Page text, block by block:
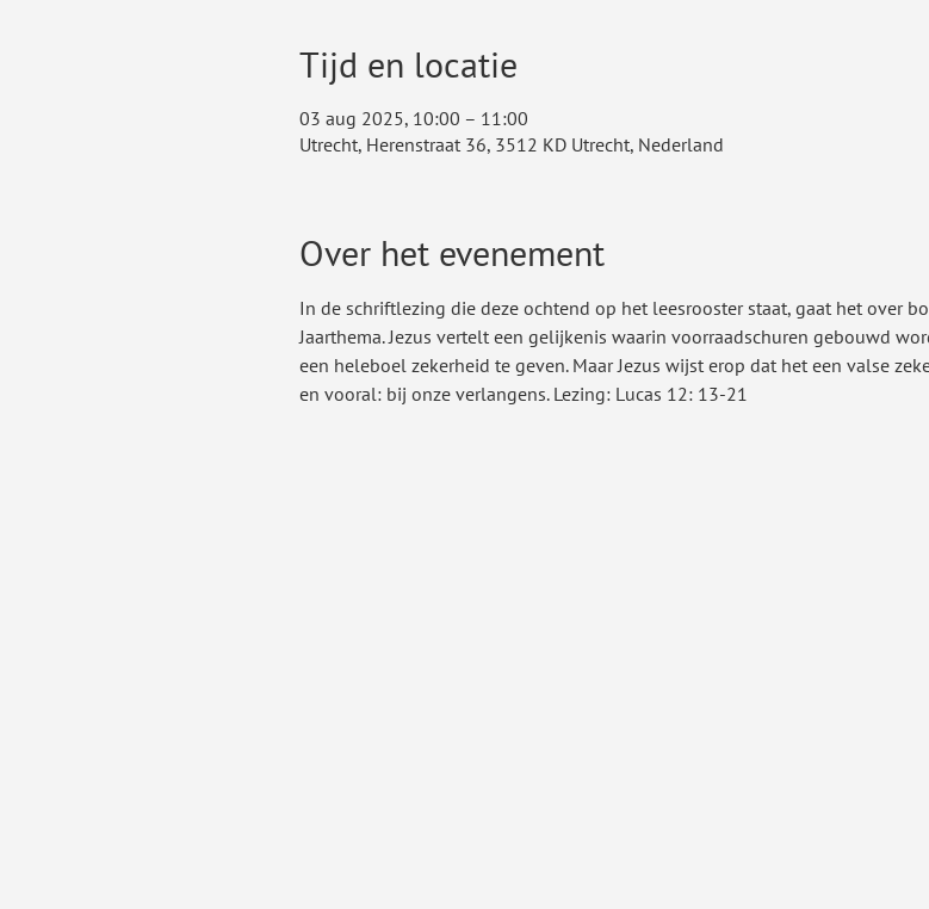
Tijd en locatie
03 aug 2025, 10:00 – 11:00
Utrecht, Herenstraat 36, 3512 KD Utrecht, Nederland
Over het evenement
In de schriftlezing die deze ochtend op het leesrooster staat, gaat het over
Jaarthema. Jezus vertelt een gelijkenis waarin voorraadschuren gebouwd
een heleboel zekerheid te geven. Maar Jezus wijst erop dat het een valse
en vooral: bij onze verlangens. Lezing: Lucas 12: 13-21